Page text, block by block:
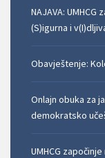
NAJAVA:
(S)igurna i
Obavještenje:
Onlajn obuka za
demokratsko
UMHCG